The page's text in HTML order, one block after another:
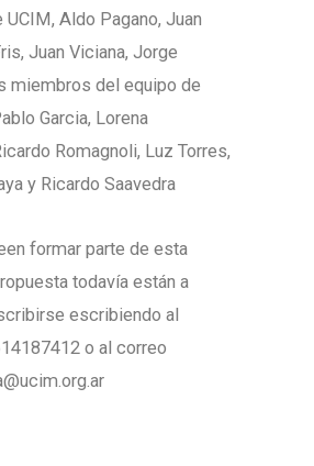
Aldo Pagano, Juan
Juan Viciana, Jorge
miembros del equipo de
Garcia, Lorena
Romagnoli, Luz Torres,
y Ricardo Saavedra
formar parte de esta
todavía están a
escribiendo al
o al correo